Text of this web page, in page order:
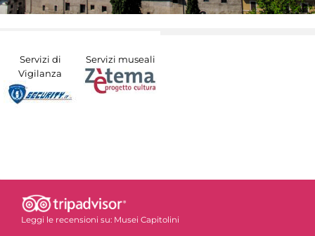
Servizi di
Vigilanza
Servizi museali
Leggi le recensioni su: Musei Capitolini